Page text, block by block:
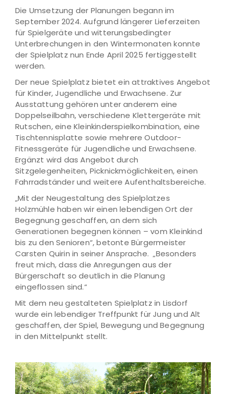
Die Umsetzung der Planungen begann im
September 2024. Aufgrund längerer Lieferzeiten
für Spielgeräte und witterungsbedingter
Unterbrechungen in den Wintermonaten konnte
der Spielplatz nun Ende April 2025 fertiggestellt
werden.
Der neue Spielplatz bietet ein attraktives Angebot
für Kinder, Jugendliche und Erwachsene. Zur
Ausstattung gehören unter anderem eine
Doppelseilbahn, verschiedene Klettergeräte mit
Rutschen, eine Kleinkinderspielkombination, eine
Tischtennisplatte sowie mehrere Outdoor-
Fitnessgeräte für Jugendliche und Erwachsene.
Ergänzt wird das Angebot durch
Sitzgelegenheiten, Picknickmöglichkeiten, einen
Fahrradständer und weitere Aufenthaltsbereiche.
„Mit der Neugestaltung des Spielplatzes
Holzmühle haben wir einen lebendigen Ort der
Begegnung geschaffen, an dem sich
Generationen begegnen können – vom Kleinkind
bis zu den Senioren“, betonte Bürgermeister
Carsten Quirin in seiner Ansprache. „Besonders
freut mich, dass die Anregungen aus der
Bürgerschaft so deutlich in die Planung
eingeflossen sind.“
Mit dem neu gestalteten Spielplatz in Lisdorf
wurde ein lebendiger Treffpunkt für Jung und Alt
geschaffen, der Spiel, Bewegung und Begegnung
in den Mittelpunkt stellt.